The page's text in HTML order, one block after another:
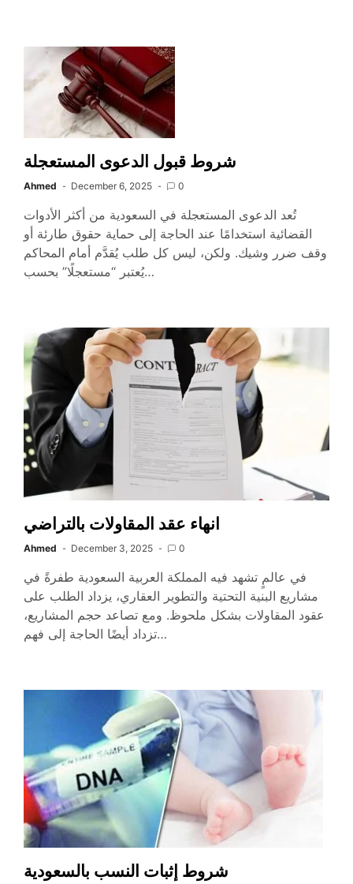
شروط قبول الدعوى المستعجلة
Ahmed December 6, 2025 0
تُعد الدعوى المستعجلة في السعودية من أكثر الأدوات
القضائية استخدامًا عند الحاجة إلى حماية حقوق طارئة أو
وقف ضرر وشيك. ولكن، ليس كل طلب يُقدَّم أمام المحاكم
يُعتبر “مستعجلًا” بحسب…
انهاء عقد المقاولات بالتراضي
Ahmed December 3, 2025 0
في عالمٍ تشهد فيه المملكة العربية السعودية طفرةً في
مشاريع البنية التحتية والتطوير العقاري، يزداد الطلب على
عقود المقاولات بشكل ملحوظ. ومع تصاعد حجم المشاريع،
تزداد أيضًا الحاجة إلى فهم…
شروط إثبات النسب بالسعودية